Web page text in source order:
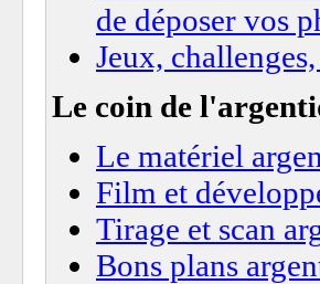
de déposer vos
Jeux,
Le coin de
Le matériel
Film et
Tirage et scan
Bons plans